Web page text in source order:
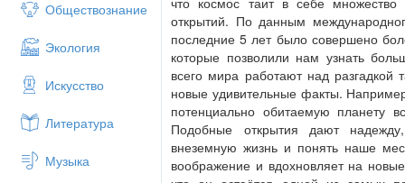
Обществознание
Экология
Искусство
Литература
Музыка
открытий. По данным
последние 5 лет было совершено
которые позволили нам узнать
всего мира работают над разгадкой
новые удивительные факты.
потенциально обитаемую планету
Подобные открытия дают
внеземную жизнь и понять наше
воображение и вдохновляет на